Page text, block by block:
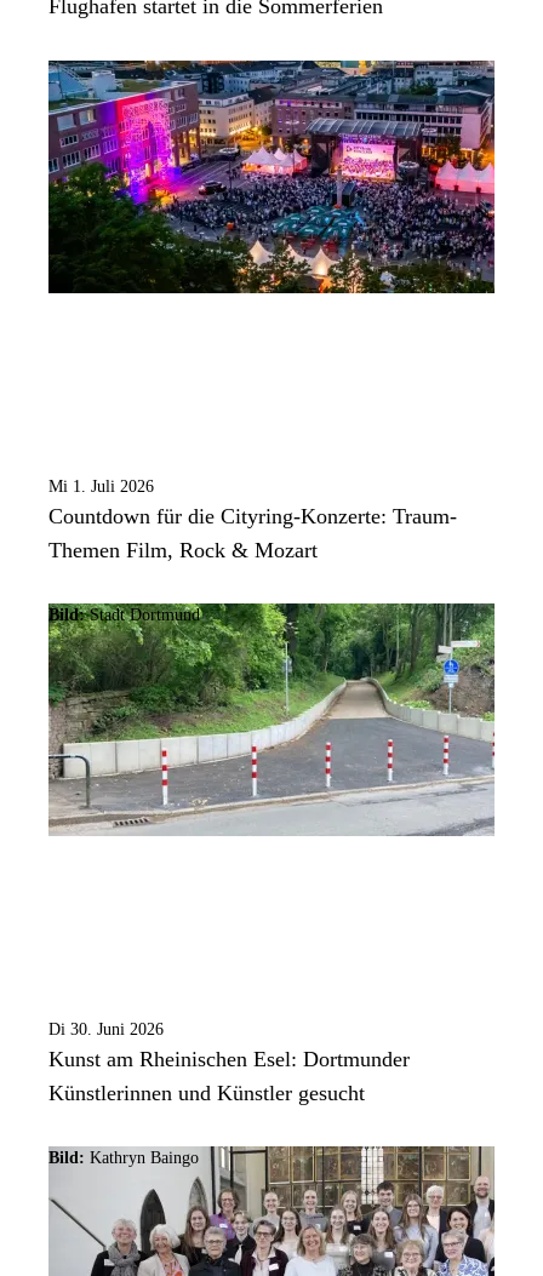
Flughafen startet in die Sommerferien
Mi 1. Juli 2026
Countdown für die Cityring-Konzerte: Traum-
Themen Film, Rock & Mozart
Bild:Stadt Dortmund
Di 30. Juni 2026
Kunst am Rheinischen Esel: Dortmunder
Künstlerinnen und Künstler gesucht
Bild: Kathryn Baingo